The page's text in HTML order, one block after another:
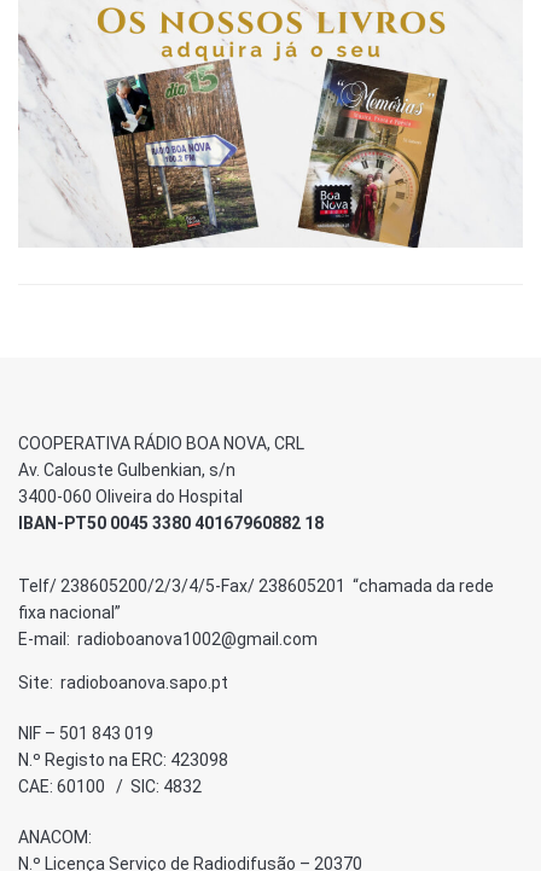
COOPERATIVA RÁDIO BOA NOVA, CRL
Av. Calouste Gulbenkian, s/n
3400-060 Oliveira do Hospital
IBAN-PT50 0045 3380 40167960882 18
Telf/ 238605200/2/3/4/5-Fax/ 238605201 “chamada da rede
fixa nacional”
E-mail: radioboanova1002@gmail.com
Site: radioboanova.sapo.pt
NIF – 501 843 019
N.º Registo na ERC: 423098
CAE: 60100 / SIC: 4832
ANACOM:
N.º Licença Serviço de Radiodifusão – 20370